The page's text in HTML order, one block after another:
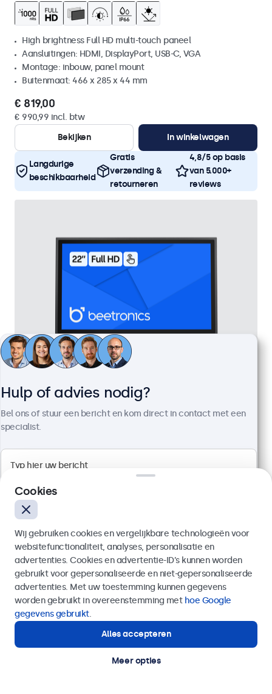
High brightness Full HD multi-touch paneel
Aansluitingen: HDMI, DisplayPort, USB-C, VGA
Montage: inbouw, panel mount
Buitenmaat: 466 x 285 x 44 mm
€ 819,00
€ 990,99 incl. btw
Bekijken
In winkelwagen
Langdurige
beschikbaarheid
Gratis
verzending &
retourneren
4,8/5 op basis
van 5.000+
reviews
22 Inch Touchscreen Metaal
100+ stuks beschikbaar
Full HD multi-touch paneel
Aansluitingen: HDMI, DisplayPort, USB-C, VGA
Montage: desktop, wand, inbouw
Buitenmaat: 522 x 317 x 45 mm
€ 599,00
€ 724,79 incl. btw
Bekijken
In winkelwagen
Hulp of advies nodig?
Bel ons of stuur een bericht en kom direct in contact met een
specialist.
Verzenden
Of bel ons op
Hulp of advies nodig?
Direct contact met een specialist.
Cookies
Wij gebruiken cookies en vergelijkbare technologieën voor
websitefunctionaliteit, analyses, personalisatie en
advertenties. Cookies en advertentie-ID’s kunnen worden
gebruikt voor gepersonaliseerde en niet-gepersonaliseerde
advertenties. Met uw toestemming kunnen gegevens
worden gebruikt in overeenstemming met hoe Google
gegevens gebruikt.
Alles accepteren
Meer opties